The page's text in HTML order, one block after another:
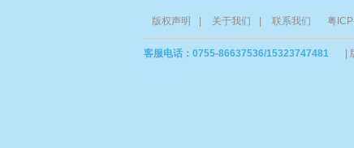
版权声明 关于我们 联系我们 粤
客服电话：0755-86637536/15323747481